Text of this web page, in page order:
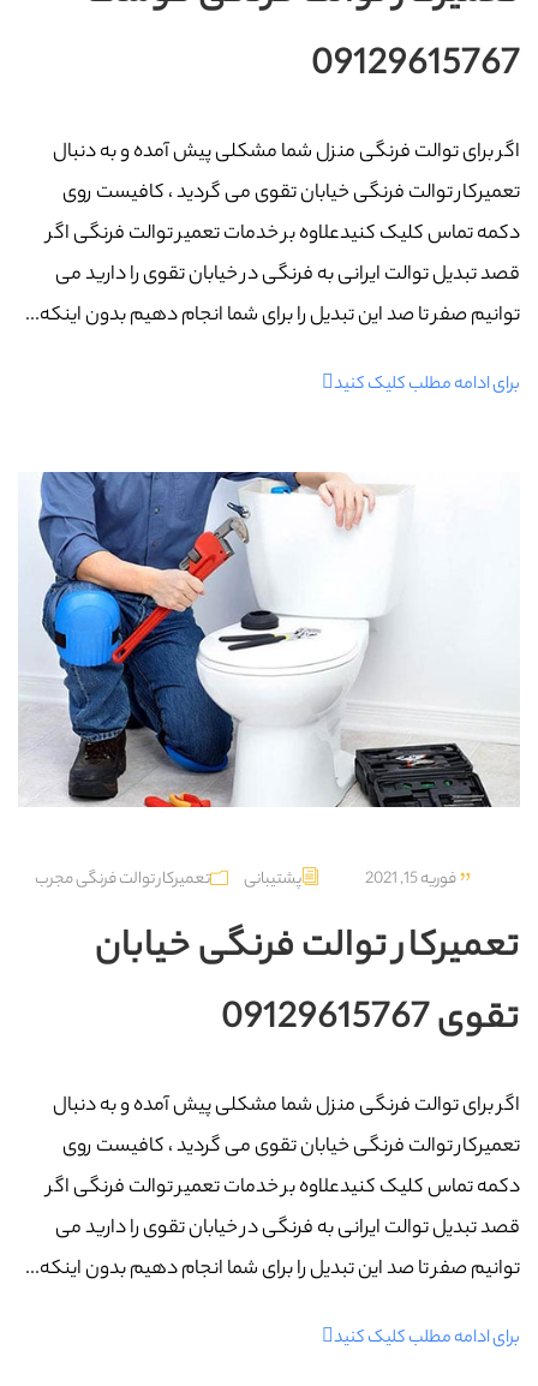
09129615767
اگر برای توالت فرنگی منزل شما مشکلی پیش آمده و به دنبال
تعمیرکار توالت فرنگی خیابان تقوی می گردید ، کافیست روی
دکمه تماس کلیک کنیدعلاوه بر خدمات تعمیر توالت فرنگی اگر
قصد تبدیل توالت ایرانی به فرنگی در خیابان تقوی را دارید می
توانیم صفر تا صد این تبدیل را برای شما انجام دهیم بدون اینکه...
برای ادامه مطلب کلیک کنید
فوریه 15, 2021 پشتیبانی تعمیرکار توالت فرنگی مجرب
تعمیرکار توالت فرنگی خیابان
تقوی 09129615767
اگر برای توالت فرنگی منزل شما مشکلی پیش آمده و به دنبال
تعمیرکار توالت فرنگی خیابان تقوی می گردید ، کافیست روی
دکمه تماس کلیک کنیدعلاوه بر خدمات تعمیر توالت فرنگی اگر
قصد تبدیل توالت ایرانی به فرنگی در خیابان تقوی را دارید می
توانیم صفر تا صد این تبدیل را برای شما انجام دهیم بدون اینکه...
برای ادامه مطلب کلیک کنید